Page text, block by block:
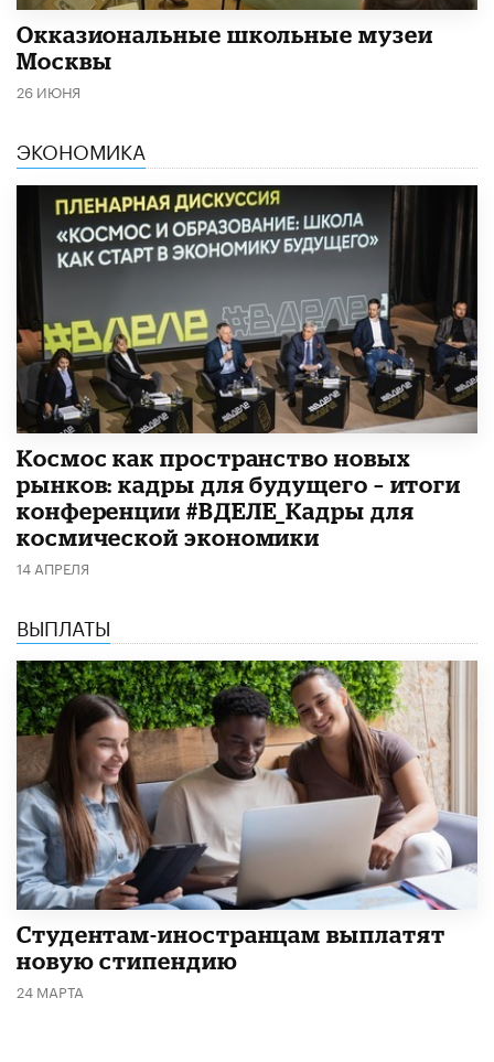
​Окказиональные школьные музеи
Москвы
26 ИЮНЯ
ЭКОНОМИКА
Космос как пространство новых
рынков: кадры для будущего – итоги
конференции #ВДЕЛЕ_Кадры для
космической экономики
14 АПРЕЛЯ
ВЫПЛАТЫ
Студентам-иностранцам выплатят
новую стипендию
24 МАРТА